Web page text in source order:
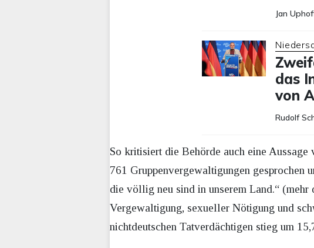
Jan
das
von
Rudolf
So kritisiert die Behörde auch eine
761 Gruppenvergewaltigungen gesprochen
die völlig neu sind in unserem Land.“ (mehr
Vergewaltigung, sexueller Nötigung und
nichtdeutschen Tatverdächtigen stieg um